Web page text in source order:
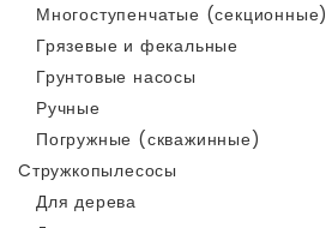
Многоступенчатые (секционные)
Грязевые и фекальные
Грунтовые насосы
Ручные
Погружные (скважинные)
Cтружкопылесосы
Для дерева